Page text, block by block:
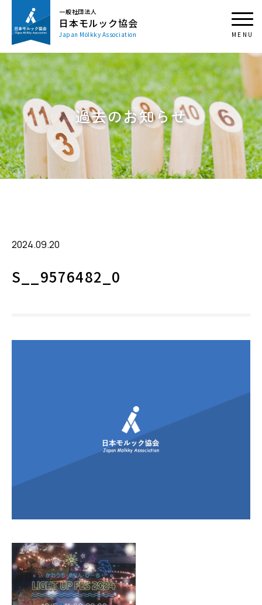
一般社団法人
日本モルック協会
Japan Mölkky Association
過去のお知らせ
2024.09.20
S__9576482_0